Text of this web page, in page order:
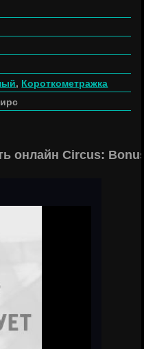
, Короткометражка
онлайн Circus: